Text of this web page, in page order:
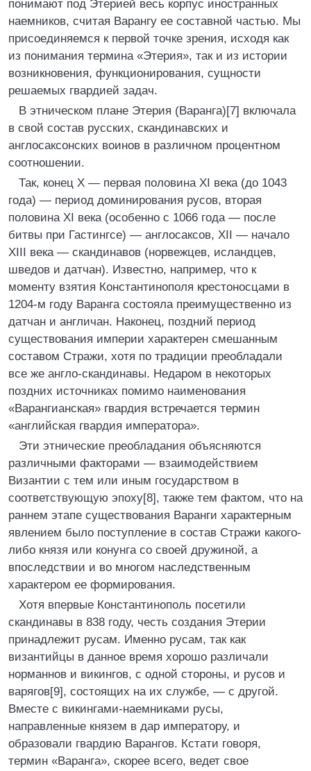
понимают под Этерией весь корпус иностранных
наемников, считая Варангу ее составной частью. Мы
присоединяемся к первой точке зрения, исходя как
из понимания термина «Этерия», так и из истории
возникновения, функционирования, сущности
решаемых гвардией задач.
В этническом плане Этерия (Варанга)[7] включала
в свой состав русских, скандинавских и
англосаксонских воинов в различном процентном
соотношении.
Так, конец X — первая половина XI века (до 1043
года) — период доминирования русов, вторая
половина XI века (особенно с 1066 года — после
битвы при Гастингсе) — англосаксов, XII — начало
XIII века — скандинавов (норвежцев, исландцев,
шведов и датчан). Известно, например, что к
моменту взятия Константинополя крестоносцами в
1204-м году Варанга состояла преимущественно из
датчан и англичан. Наконец, поздний период
существования империи характерен смешанным
составом Стражи, хотя по традиции преобладали
все же англо-скандинавы. Недаром в некоторых
поздних источниках помимо наименования
«Варангианская» гвардия встречается термин
«английская гвардия императора».
Эти этнические преобладания объясняются
различными факторами — взаимодействием
Византии с тем или иным государством в
соответствующую эпоху[8], также тем фактом, что на
раннем этапе существования Варанги характерным
явлением было поступление в состав Стражи какого-
либо князя или конунга со своей дружиной, а
впоследствии и во многом наследственным
характером ее формирования.
Хотя впервые Константинополь посетили
скандинавы в 838 году, честь создания Этерии
принадлежит русам. Именно русам, так как
византийцы в данное время хорошо различали
норманнов и викингов, с одной стороны, и русов и
варягов[9], состоящих на их службе, — с другой.
Вместе с викингами-наемниками русы,
направленные князем в дар императору, и
образовали гвардию Варангов. Кстати говоря,
термин «Варанга», скорее всего, ведет свое